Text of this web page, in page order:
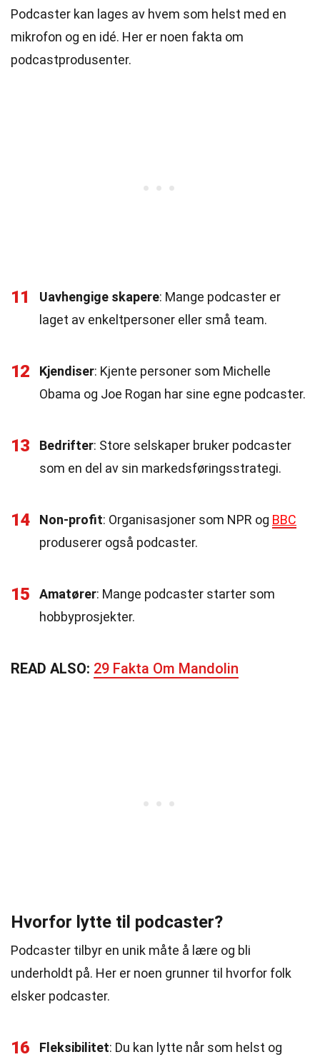
Podcaster kan lages av hvem som helst med en
mikrofon og en idé. Her er noen fakta om
podcastprodusenter.
11 Uavhengige skapere: Mange podcaster er
laget av enkeltpersoner eller små team.
12 Kjendiser: Kjente personer som Michelle
Obama og Joe Rogan har sine egne podcaster.
13 Bedrifter: Store selskaper bruker podcaster
som en del av sin markedsføringsstrategi.
14 Non-profit: Organisasjoner som NPR og BBC
produserer også podcaster.
15 Amatører: Mange podcaster starter som
hobbyprosjekter.
READ ALSO: 29 Fakta Om Mandolin
Hvorfor lytte til podcaster?
Podcaster tilbyr en unik måte å lære og bli
underholdt på. Her er noen grunner til hvorfor folk
elsker podcaster.
16 Fleksibilitet: Du kan lytte når som helst og